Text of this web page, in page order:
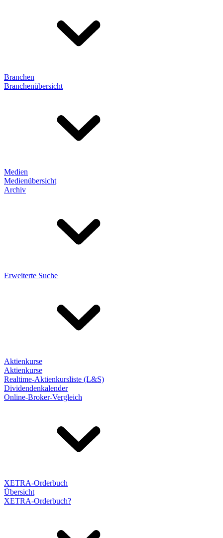
Branchen
Branchenübersicht
Medien
Medienübersicht
Archiv
Erweiterte Suche
Aktienkurse
Aktienkurse
Realtime-Aktienkursliste (L&S)
Dividendenkalender
Online-Broker-Vergleich
XETRA-Orderbuch
Übersicht
XETRA-Orderbuch?